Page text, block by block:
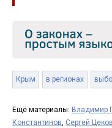
Крым в регионах
Ещё материалы: Владимир
Константинов, Сергей Цеков